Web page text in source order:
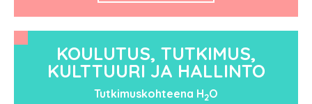
KOULUTUS, TUTKIMUS,
KULTTUURI JA HALLINTO
Tutkimuskohteena H2O